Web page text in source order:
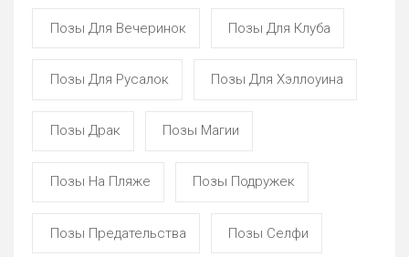
Позы Для Вечеринок Позы Для Клуба
Позы Для Русалок Позы Для Хэллоуина
Позы Драк Позы Магии
Позы На Пляже Позы Подружек
Позы Предательства Позы Селфи